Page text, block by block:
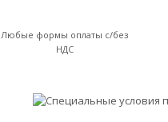
Любые формы оплаты с/без
НДС